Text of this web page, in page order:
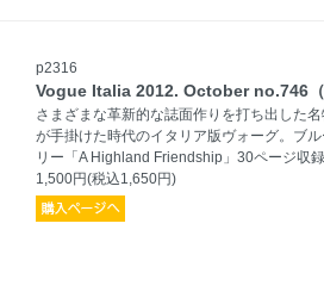
p2316
Vogue Italia 2012. October no.746（
さまざまな革新的な誌面作りを打ち出した
が手掛けた時代のイタリア版ヴォーグ。ブ
リー「A Highland Friendship」30ページ収録
1,500円(税込1,650円)